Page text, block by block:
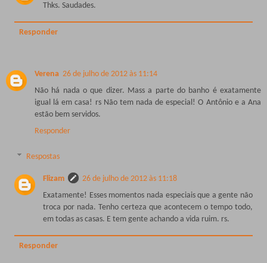
Thks. Saudades.
Responder
Verena 26 de julho de 2012 às 11:14
Não há nada o que dizer. Mass a parte do banho é exatamente
igual lá em casa! rs Não tem nada de especial! O Antônio e a Ana
estão bem servidos.
Responder
Respostas
Flizam
26 de julho de 2012 às 11:18
Exatamente! Esses momentos nada especiais que a gente não
troca por nada. Tenho certeza que acontecem o tempo todo,
em todas as casas. E tem gente achando a vida ruim. rs.
Responder